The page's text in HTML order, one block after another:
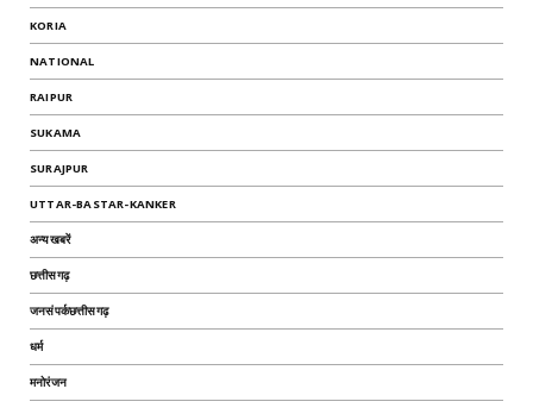
KORIA
NATIONAL
RAIPUR
SUKAMA
SURAJPUR
UTTAR-BASTAR-KANKER
अन्यखबरें
छत्तीसगढ़
जनसंपर्कछत्तीसगढ़
धर्म
मनोरंजन